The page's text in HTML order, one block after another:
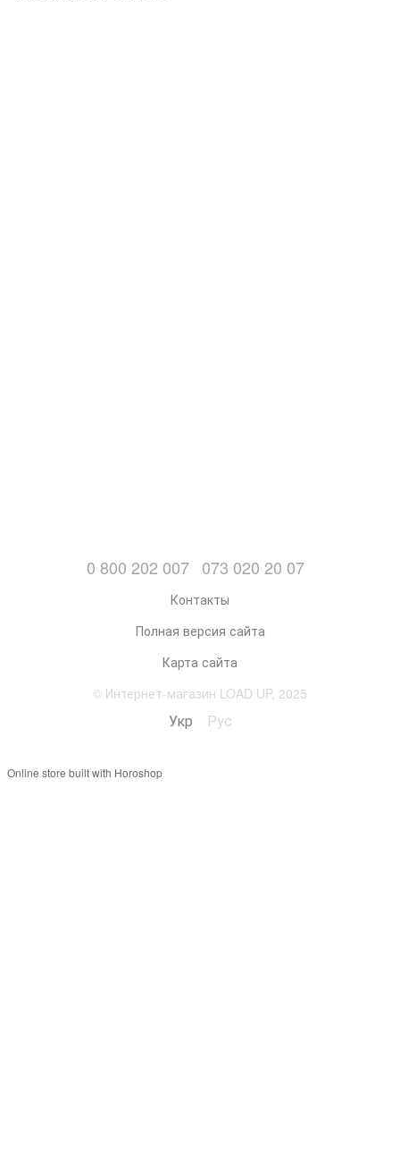
0 800 202 007 073 020 20 07
Контакты
Полная версия сайта
Карта сайта
© Интернет-магазин LOAD UP, 2025
Укр Рус
Online store built with Horoshop